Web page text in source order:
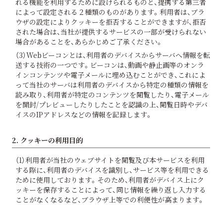
れる機能を利用するために設けられるものと、提携する第三者
によって設定される２種類のものがあります。利用者は、ブラ
ウザの設定によりクッキーを拒否することができますが、拒否
された場合は、当社が提供するサービスの一部が受けられない
場合があることを、あらかじめご了承ください。
（3）Webビーコンとは、利用者のデバイスからサーバへ情報を転
送する技術の一つです。ビーコンは、動画や静止画等のオンラ
インコンテンツや電子メールに埋め込むことができ、これによ
って当社のサーバは利用者のデバイスから特定の種類の情報を
読み取り、利用者が特定のコンテンツを閲覧したり、電子メール
を開封/プレビューしたりしたことを認識の上、閲覧日時やデバ
イスのIPアドレスなどの情報を記録します。
2. クッキーの利用目的
（1）利用者が当社のウェブサイトを閲覧及び本サービスを利用
する際に、利用者のデバイスを識別し、サービス等を利用できる
ために使用しております。そのため、利用者がデバイス上にク
ッキーを保存することによって、同じ情報を繰り返し入力する
ことがなくなるなど、ブラウザ上等での利便性が高まります。